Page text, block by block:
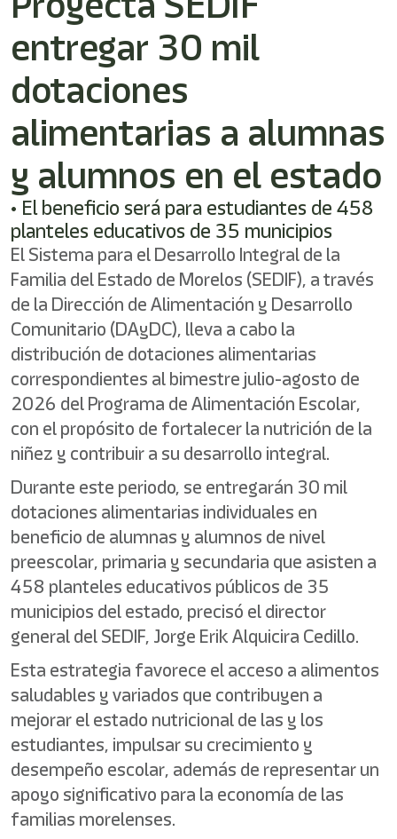
entregar 30 mil
dotaciones
alimentarias a alumnas
y alumnos en el estado
• El beneficio será para estudiantes de 458
planteles educativos de 35 municipios
El Sistema para el Desarrollo Integral de la
Familia del Estado de Morelos (SEDIF), a través
de la Dirección de Alimentación y Desarrollo
Comunitario (DAyDC), lleva a cabo la
distribución de dotaciones alimentarias
correspondientes al bimestre julio-agosto de
2026 del Programa de Alimentación Escolar,
con el propósito de fortalecer la nutrición de la
niñez y contribuir a su desarrollo integral.
Durante este periodo, se entregarán 30 mil
dotaciones alimentarias individuales en
beneficio de alumnas y alumnos de nivel
preescolar, primaria y secundaria que asisten a
458 planteles educativos públicos de 35
municipios del estado, precisó el director
general del SEDIF, Jorge Erik Alquicira Cedillo.
Esta estrategia favorece el acceso a alimentos
saludables y variados que contribuyen a
mejorar el estado nutricional de las y los
estudiantes, impulsar su crecimiento y
desempeño escolar, además de representar un
apoyo significativo para la economía de las
familias morelenses.